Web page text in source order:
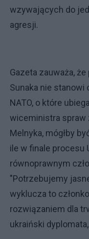
wzywających do
agresji.
Gazeta zauważa,
Sunaka nie stanowi
NATO, o które
wiceministra spraw
Melnyka, mógłby
ile w finale procesu
równoprawnym
"Potrzebujemy
wyklucza to
rozwiązaniem dla
ukraiński